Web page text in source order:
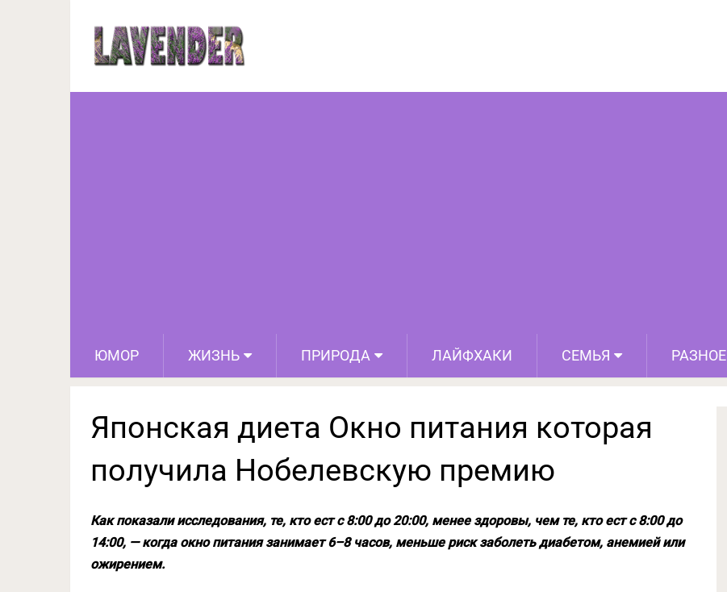
ЮМОР ЖИЗНЬ ПРИРОДА ЛАЙФХАКИ СЕМЬЯ РАЗНОЕ
Японская диета Окно питания которая получила Нобелевскую
Японская диета Окно питания которая
получила Нобелевскую премию
Как показали исследования, те, кто ест с 8:00 до 20:00, менее здоровы, чем те, кто ест с 8:00 до
14:00, — когда окно питания занимает 6–8 часов, меньше риск заболеть диабетом, анемией или
ожирением.